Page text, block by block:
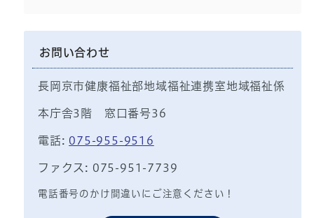
お問い合わせ
長岡京市健康福祉部地域福祉連携室地域福祉係
本庁舎3階 窓口番号36
電話: 075-955-9516
ファクス: 075-951-7739
電話番号のかけ間違いにご注意ください！